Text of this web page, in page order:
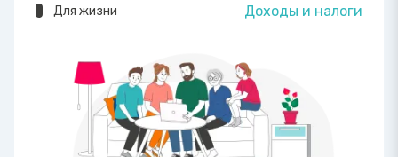
Для жизни Доходы и налоги